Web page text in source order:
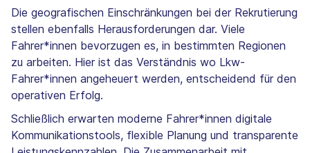
Die geografischen Einschränkungen bei der Rekrutierung
stellen ebenfalls Herausforderungen dar. Viele
Fahrer*innen bevorzugen es, in bestimmten Regionen
zu arbeiten. Hier ist das Verständnis wo Lkw-
Fahrer*innen angeheuert werden, entscheidend für den
operativen Erfolg.
Schließlich erwarten moderne Fahrer*innen digitale
Kommunikationstools, flexible Planung und transparente